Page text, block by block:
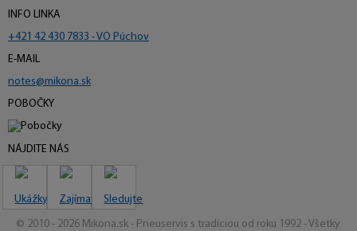
INFO LINKA
+421 42 430 7833 - VO Púchov
E-MAIL
notes@mikona.sk
POBOČKY
NÁJDITE NÁS
© 2010 - 2026 Mikona.sk - Pneuservis s tradíciou od roku 1992 - Všetky